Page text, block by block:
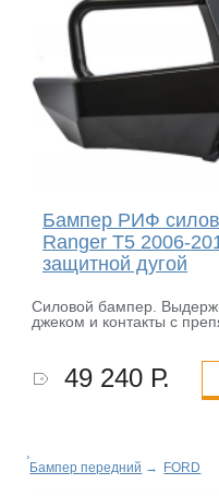
Бампер РИФ
Ranger T5 2006-
защитной дугой
Cиловой бампер.
джеком и контакты с
49 240 Р.
Бампер передний → FORD